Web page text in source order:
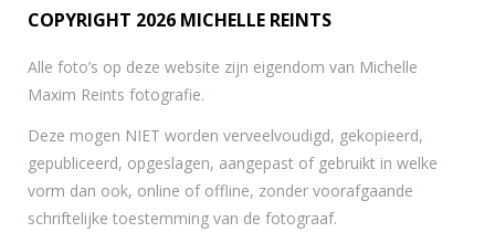
COPYRIGHT 2026 MICHELLE REINTS
Alle foto’s op deze website zijn eigendom van Michelle
Maxim Reints fotografie.
Deze mogen NIET worden verveelvoudigd, gekopieerd,
gepubliceerd, opgeslagen, aangepast of gebruikt in welke
vorm dan ook, online of offline, zonder voorafgaande
schriftelijke toestemming van de fotograaf.